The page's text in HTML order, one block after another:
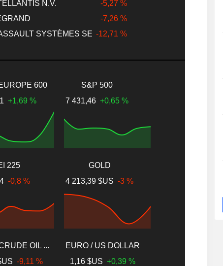
N.V.
-5,27 %
-7,26 %
SYSTÈMES SE -12,71 %
600
+1,69 %
S&P 500
7 431,46 +0,65 %
225
-0,8 %
GOLD
4 213,39 $US -3 %
OIL ...
-9,11 %
EURO / US DOLLAR
1,16 $US +0,39 %